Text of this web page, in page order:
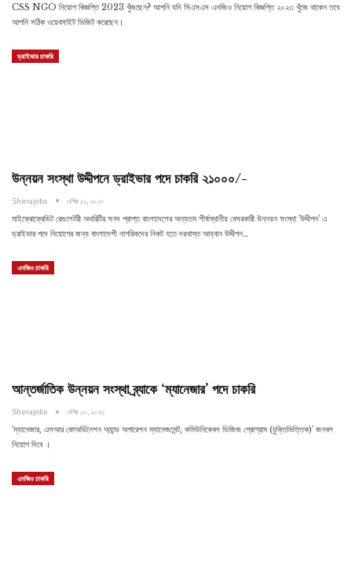
CSS NGO নিয়োগ বিজ্ঞপ্তি 2023 খুঁজছেন? আপনি যদি সিএসএস এনজিও নিয়োগ বিজ্ঞপ্তি ২০২৩ খুঁজে থাকেন তবে
আপনি সঠিক ওয়েবসাইট ভিজিট করেছেন।
ড্রাইভার চাকরি
উন্নয়ন সংস্থা উদ্দীপনে ড্রাইভার পদে চাকরি ২১০০০/-
Sherajobs এপ্রি ১২, ২০২৩
মাইক্রোক্রেডিট রেগুলেটরী অথরিটির সনদ প্রাপ্ত বাংলাদেশের অন্যতম শীর্ষস্থানীয় বেসরকারী উন্নয়ন সংস্থা 'উদ্দীপন' এ
ড্রাইভার পদে নিয়োগের জন্য বাংলাদেশী নাগরিকদের নিকট হতে দরখাস্ত আহ্বান উদ্দীপন…
এনজিও চাকরি
আন্তর্জাতিক উন্নয়ন সংস্থা ব্র্যাকে ‘ম্যানেজার’ পদে চাকরি
Sherajobs এপ্রি ১০, ২০২৩
'ম্যানেজার, এসআর কোঅর্ডিনেশন অ্যান্ড অপারেশন ম্যানেজমেন্ট, কমিউনিকেবল ডিজিজ প্রোগ্রাম (চুক্তিভিত্তিক)' জনবল
নিয়োগ দিবে ।
এনজিও চাকরি